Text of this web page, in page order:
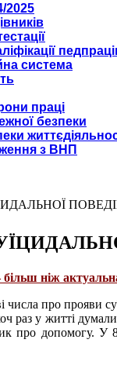
2025
система
праці
безпеки
з ВНП
ніж
про прояви
раз у житті
про допомогу. У